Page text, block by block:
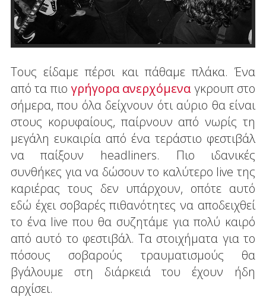
Τους είδαμε πέρσι και πάθαμε πλάκα. Ένα
από τα πιογρήγορα ανερχόμεναγκρουπ στο
σήμερα, που όλα δείχνουν ότι αύριο θα είναι
στους κορυφαίους, παίρνουν από νωρίς τη
μεγάλη ευκαιρία από ένα τεράστιο φεστιβάλ
να παίξουν headliners. Πιο ιδανικές
συνθήκες για να δώσουν το καλύτερο live της
καριέρας τους δεν υπάρχουν, οπότε αυτό
εδώ έχει σοβαρές πιθανότητες να αποδειχθεί
το ένα live που θα συζητάμε για πολύ καιρό
από αυτό το φεστιβάλ. Τα στοιχήματα για το
πόσους σοβαρούς τραυματισμούς θα
βγάλουμε στη διάρκειά του έχουν ήδη
αρχίσει.